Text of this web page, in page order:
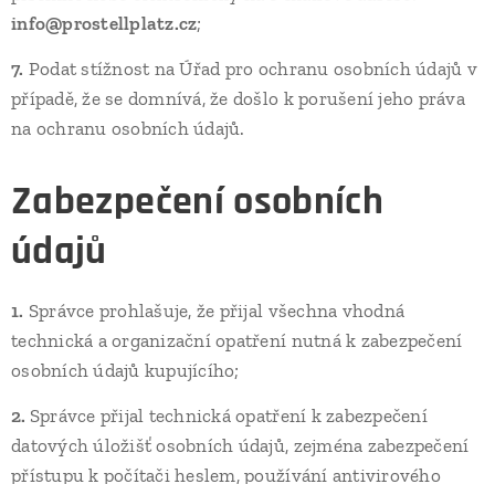
info@prostellplatz.cz;
7. Podat stížnost na Úřad pro ochranu osobních údajů v
případě, že se domnívá, že došlo k porušení jeho práva
na ochranu osobních údajů.
Zabezpečení osobních
údajů
1. Správce prohlašuje, že přijal všechna vhodná
technická a organizační opatření nutná k zabezpečení
osobních údajů kupujícího;
2. Správce přijal technická opatření k zabezpečení
datových úložišť osobních údajů, zejména zabezpečení
přístupu k počítači heslem, používání antivirového